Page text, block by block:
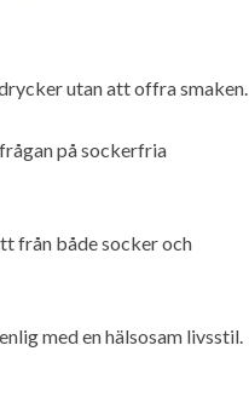
utan att offra smaken.
på sockerfria
från både socker och
med en hälsosam livsstil.